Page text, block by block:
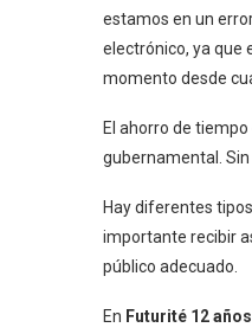
estamos en un
electrónico, ya que
momento desde
El ahorro de
gubernamental.
Hay diferentes
importante recibir
público adecuado.
En Futurité 12